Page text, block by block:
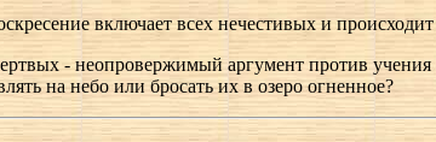
включает всех нечестивых и
- неопровержимый аргумент против учения
на небо или бросать их в озеро огненное?